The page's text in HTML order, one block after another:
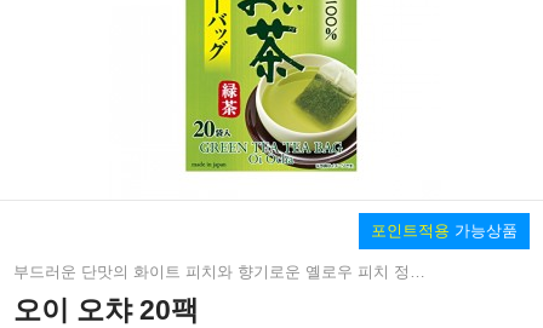
포인트적용 가능상품
부드러운 단맛의 화이트 피치와 향기로운 옐로우 피치 정중하게 끓이는 아삼 티를 맞게되었습니다.
오이 오챠 20팩